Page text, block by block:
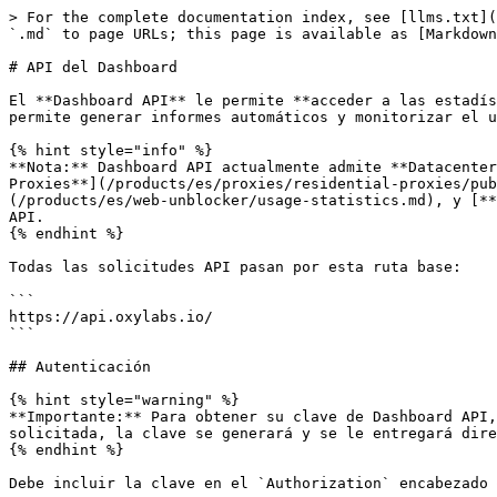
> For the complete documentation index, see [llms.txt](https://developers.oxylabs.io/llms.txt). Markdown versions of documentation pages are available by appending `.md` to page URLs; this page is available as [Markdown](https://developers.oxylabs.io/documentation/es/dashboard/dashboard-api.md).

# API del Dashboard

El **Dashboard API** le permite **acceder a las estadísticas de uso de su producto** de forma programática e integrar las métricas en sus sistemas internos. Esto permite generar informes automáticos y monitorizar el uso en tiempo real sin usar el panel de Oxylabs en la web.

{% hint style="info" %}
**Nota:** Dashboard API actualmente admite **Datacenter Proxies (DC**) y **Headless Browser (HB)**. También puede consultar las estadísticas de uso de [**Residential Proxies**](/products/es/proxies/residential-proxies/public-api.md), [**Mobile Proxies**](/products/es/proxies/mobile-proxies/public-api.md), [**Web Unblocker**](/products/es/web-unblocker/usage-statistics.md), y [**Web Scraper API**](/products/es/web-scraper-api/usage-and-billing/usage-statistics.md) con simples solicitudes API.
{% endhint %}

Todas las solicitudes API pasan por esta ruta base:

```
https://api.oxylabs.io/
```

## Autenticación

{% hint style="warning" %}
**Importante:** Para obtener su clave de Dashboard API, póngase en contacto con nuestro [**equipo de Atención al cliente**](mailto:support@oxylabs.io) . Una vez solicitada, la clave se generará y se le entregará directamente en el plazo de un día hábil.
{% endhint %}

Debe incluir la clave en el `Authorization` encabezado de cada solicitud usando el `Bearer` esquema.

```
Authorization: Bearer {YOUR_API_KEY}
```

## Puntos finales

Dashboard API incluye puntos finales para Descubrimiento de instancias de producto y Estadísticas de uso. Todas las respuestas se entregan en formato JSON.&#x20;

<table><thead><tr><th width="236.8125">Punto final</th><th>Descripción</th></tr></thead><tbody><tr><td><a href="#instance-discovery">Descubrimiento de instancias</a></td><td>La solicitud devuelve una lista paginada de instancias de producto a las que su cuenta está autorizada a acceder. Puede usar los IDs devueltos para filtrar resultados al llamar a otros puntos finales.</td></tr><tr><td><a href="#usage-statistics">Estadísticas de uso</a></td><td>La solicitud devuelve estadísticas de uso agregadas por producto para las instancias de producto del cliente autenticado.</td></tr></tbody></table>

### Descubrimiento de instancias

```
GET /stats/v1/filters/instances
```

#### Parámetros de consulta

<table><thead><tr><th width="166">Parámetro</th><th width="268.0481770833333">Descripción</th><th>Tipo</th></tr></thead><tbody><tr><td><code>products[]</code></td><td>Filtrar por producto. Valores aceptados: <code>HB</code> (Headless Browser), <code>DC</code> (Datacenter Proxies), <code>null</code> (todos los productos).</td><td>Array de cadenas</td></tr><tr><td><code>page</code></td><td>Número de página. Predeterminado: <code>1</code>.</td><td>Entero</td></tr><tr><td><code>per_page</code></td><td>Resultados por página. Predeterminado: <code>100</code>. Máximo: <code>100</code>.</td><td>Entero</td></tr></tbody></table>

#### Ejemplo de solicitud

Para comenzar a filtrar datos, primero necesita identificar sus recursos